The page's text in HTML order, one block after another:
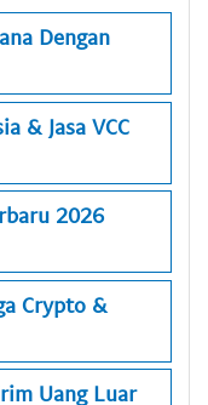
Dengan
& Jasa VCC
2026
Crypto &
Uang Luar